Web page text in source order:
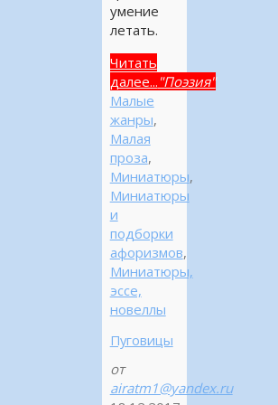
умение
летать.
Читать
далее... "Поэзия"
Малые
жанры,
Малая
проза,
Миниатюры,
Миниатюры
и
подборки
афоризмов,
Миниатюры,
эссе,
новеллы
Пуговицы
от
airatm1@yandex.ru